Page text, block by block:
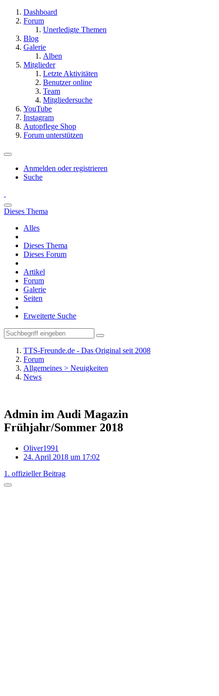
Dashboard
Forum
Unerledigte Themen
Blog
Galerie
Alben
Mitglieder
Letzte Aktivitäten
Benutzer online
Team
Mitgliedersuche
YouTube
Instagram
Autopflege Shop
Forum unterstützen
Anmelden oder registrieren
Suche
Dieses Thema
Alles
Dieses Thema
Dieses Forum
Artikel
Forum
Galerie
Seiten
Erweiterte Suche
TTS-Freunde.de - Das Original seit 2008
Forum
Allgemeines > Neuigkeiten
News
Admin im Audi Magazin
Frühjahr/Sommer 2018
Oliver1991
24. April 2018 um 17:02
1. offizieller Beitrag